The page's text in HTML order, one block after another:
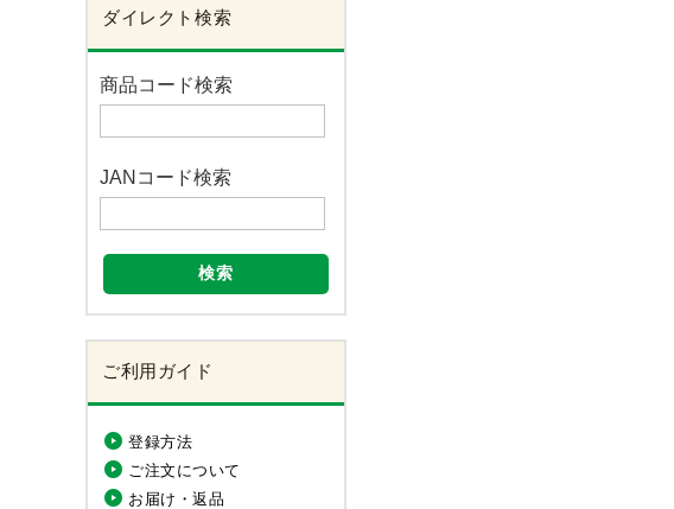
ダイレクト検索
商品コード検索
JANコード検索
検索
ご利用ガイド
登録方法
ご注文について
お届け・返品